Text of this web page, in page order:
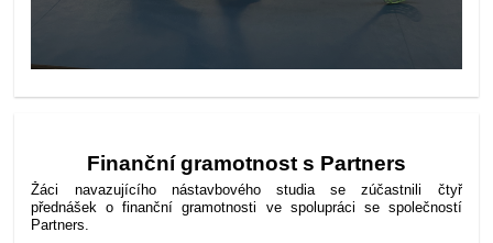
Finanční gramotnost s Partners
Žáci navazujícího nástavbového studia se zúčastnili čtyř
přednášek o finanční gramotnosti ve spolupráci se společností
Partners.